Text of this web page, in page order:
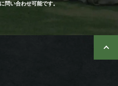
問い合わせ可能です。